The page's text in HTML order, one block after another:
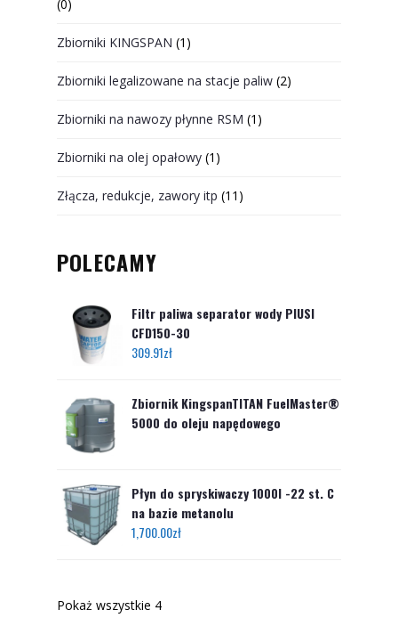
(0)
Zbiorniki KINGSPAN (1)
Zbiorniki legalizowane na stacje paliw (2)
Zbiorniki na nawozy płynne RSM (1)
Zbiorniki na olej opałowy (1)
Złącza, redukcje, zawory itp (11)
POLECAMY
Filtr paliwa separator wody PIUSI
CFD150-30
309.91zł
Zbiornik KingspanTITAN FuelMaster®
5000 do oleju napędowego
Płyn do spryskiwaczy 1000l -22 st. C
na bazie metanolu
1,700.00zł
Pokaż wszystkie 4